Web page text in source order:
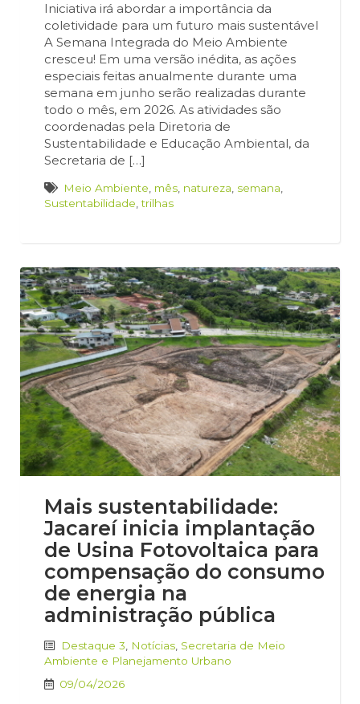
Iniciativa irá abordar a importância da
coletividade para um futuro mais sustentável
A Semana Integrada do Meio Ambiente
cresceu! Em uma versão inédita, as ações
especiais feitas anualmente durante uma
semana em junho serão realizadas durante
todo o mês, em 2026. As atividades são
coordenadas pela Diretoria de
Sustentabilidade e Educação Ambiental, da
Secretaria de […]
Meio Ambiente mês natureza semana
Sustentabilidade ,trilhas
Mais sustentabilidade:
Jacareí inicia implantação
de Usina Fotovoltaica para
compensação do consumo
de energia na
administração pública
Destaque 3 Notícias Secretaria de Meio
Ambiente e Planejamento Urbano
09/04/2026